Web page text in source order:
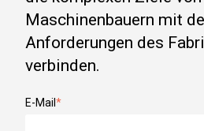
Maschinenbauern mit
Anforderungen des
verbinden.
E-Mail*